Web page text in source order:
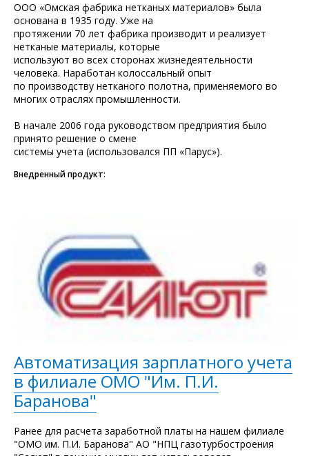
ООО «Омская фабрика нетканых материалов» была
основана в 1935 году. Уже на
протяжении 70 лет фабрика производит и реализует
нетканые материалы, которые
используют во всех сторонах жизнедеятельности
человека. Наработан колоссальный опыт
по производству нетканого полотна, применяемого во
многих отраслях промышленности.
В начале 2006 года руководством предприятия было
принято решение о смене
системы учета (использовался ПП «Парус»).
Внедренный продукт:
Автоматизация зарплатного учета
в филиале ОМО "Им. П.И.
Баранова"
Ранее для расчета заработной платы на нашем филиале
"ОМО им. П.И. Баранова" АО "НПЦ газотурбостроения